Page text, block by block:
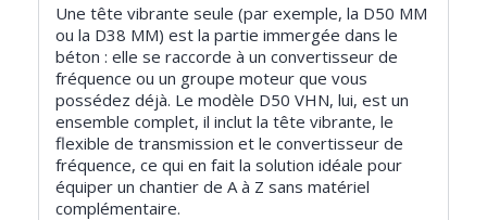
Une tête vibrante seule (par exemple, la D50 MM
ou la D38 MM) est la partie immergée dans le
béton : elle se raccorde à un convertisseur de
fréquence ou un groupe moteur que vous
possédez déjà. Le modèle D50 VHN, lui, est un
ensemble complet, il inclut la tête vibrante, le
flexible de transmission et le convertisseur de
fréquence, ce qui en fait la solution idéale pour
équiper un chantier de A à Z sans matériel
complémentaire.